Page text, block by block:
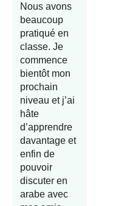
Nous avons
beaucoup
pratiqué en
classe. Je
commence
bientôt mon
prochain
niveau et j’ai
hâte
d’apprendre
davantage et
enfin de
pouvoir
discuter en
arabe avec